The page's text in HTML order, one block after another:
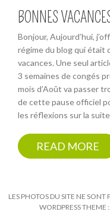
BONNES
Bonjour, Aujourd’hui,
régime du blog qui était
vacances. Une seul
3 semaines de congés
mois d’Août va passer
de cette pause officiel
les réflexions sur la
READ MORE
LES PHOTOS DU SITE NE SONT
WORDPRESS THEME :